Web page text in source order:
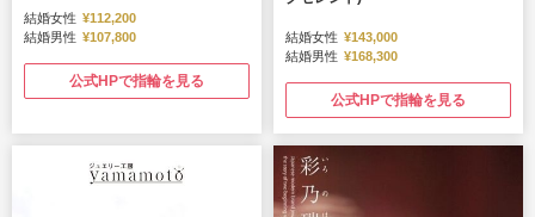
結婚女性 ¥112,200
結婚男性 ¥107,800
公式HPで指輪を見る
結婚女性 ¥143,000
結婚男性 ¥168,300
公式HPで指輪を見る